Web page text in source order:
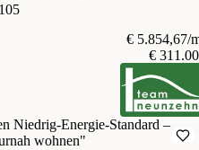
€ 5.854,67/
€
Niedrig-Energie-Standard –
wohnen"